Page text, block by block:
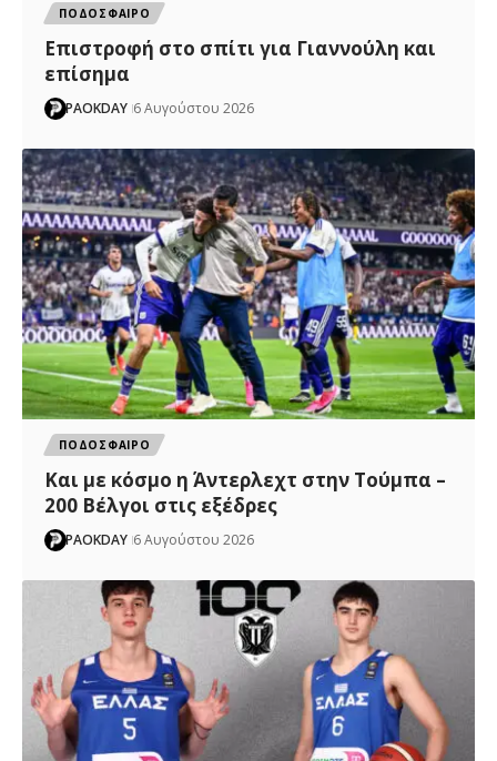
ΠΟΔΟΣΦΑΙΡΟ
Επιστροφή στο σπίτι για Γιαννούλη και
επίσημα
PAOKDAY 6 Αυγούστου 2026
ΠΟΔΟΣΦΑΙΡΟ
Και με κόσμο η Άντερλεχτ στην Τούμπα –
200 Βέλγοι στις εξέδρες
PAOKDAY 6 Αυγούστου 2026